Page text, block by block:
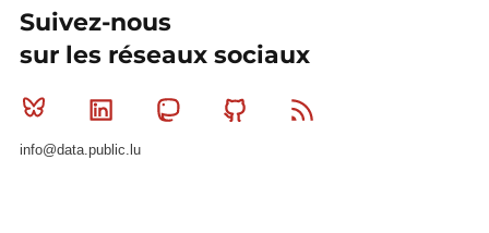
Suivez-nous
sur les réseaux sociaux
Bluesky Linkedin MastodonGithub
info@data.public.lu